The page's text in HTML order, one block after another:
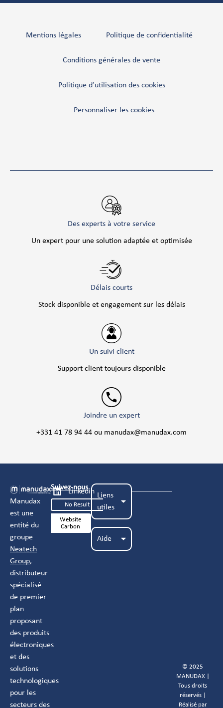
Mentions légales Politique de confidentialité
Conditions générales de vente
Politique d’utilisation des cookies
Personnaliser les cookies
Des experts à votre service
Un expert pour une solution adaptée et optimisée
Délais courts
Stock disponible et engagement sur les délais
Un suivi client
Support client toujours disponible
Joindre un expert
+331 41 78 94 44 ou manudax@manudax.com
Manudax
est une
entité du
groupe
Neatech
Group,
distributeur
spécialisé
de premier
plan
proposant
des produits
électroniques
et des
solutions
technologiques
pour les
secteurs des
Suivez-nous
Linkedin
No Result
Website
Carbon
Liens
utiles
Aide
© 2025
MANUDAX |
Tous droits
réservés |
Réalisé par